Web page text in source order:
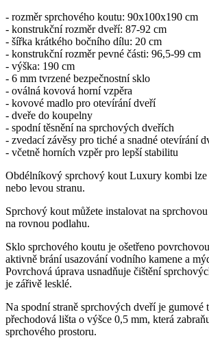
- rozměr sprchového koutu: 90x100x190 cm
- konstrukční rozměr dveří: 87-92 cm
- šířka krátkého bočního dílu: 20 cm
- konstrukční rozměr pevné části: 96,5-99 cm
- výška: 190 cm
- 6 mm tvrzené bezpečnostní sklo
- oválná kovová horní vzpěra
- kovové madlo pro otevírání dveří
- dveře do koupelny
- spodní těsnění na sprchových dveřích
- zvedací závěsy pro tiché a snadné otevírání
- včetně horních vzpěr pro lepší stabilitu
Obdélníkový sprchový kout Luxury kombi lze
nebo levou stranu.
Sprchový kout můžete instalovat na
na rovnou podlahu.
Sklo sprchového koutu je ošetřeno
aktivně brání usazování vodního kamene a
Povrchová úprava usnadňuje čištění
je zářivě lesklé.
Na spodní straně sprchových dveří je gumové
přechodová lišta o výšce 0,5 mm, která
sprchového prostoru.